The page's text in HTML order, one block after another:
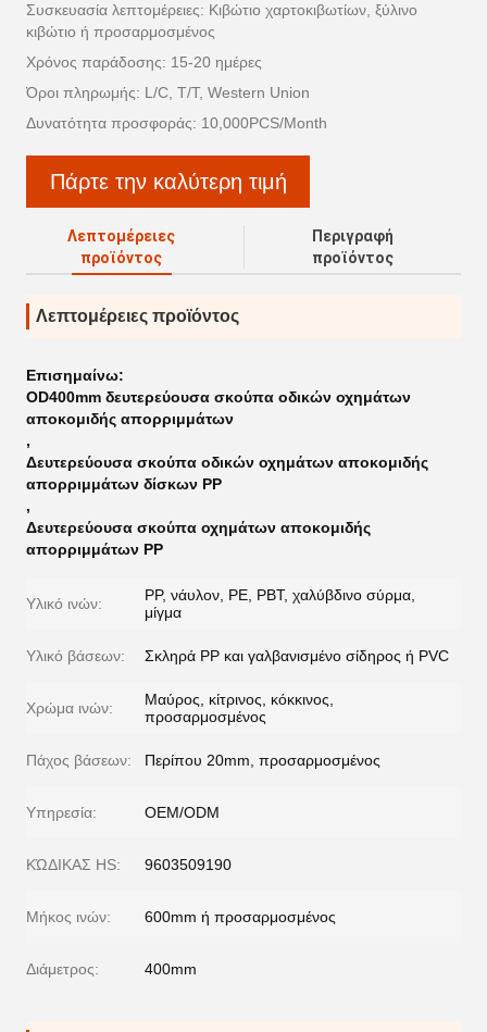
Συσκευασία λεπτομέρειες: Κιβώτιο χαρτοκιβωτίων, ξύλινο
κιβώτιο ή προσαρμοσμένος
Χρόνος παράδοσης: 15-20 ημέρες
Όροι πληρωμής: L/C, T/T, Western Union
Δυνατότητα προσφοράς: 10,000PCS/Month
Πάρτε την καλύτερη τιμή
Λεπτομέρειες
προϊόντος
Περιγραφή
προϊόντος
Λεπτομέρειες προϊόντος
Επισημαίνω:
OD400mm δευτερεύουσα σκούπα οδικών οχημάτων
αποκομιδής απορριμμάτων
,
Δευτερεύουσα σκούπα οδικών οχημάτων αποκομιδής
απορριμμάτων δίσκων PP
,
Δευτερεύουσα σκούπα οχημάτων αποκομιδής
απορριμμάτων PP
Υλικό ινών:
PP, νάυλον, PE, PBT, χαλύβδινο σύρμα,
μίγμα
Υλικό βάσεων: Σκληρά PP και γαλβανισμένο σίδηρος ή PVC
Χρώμα ινών:
Μαύρος, κίτρινος, κόκκινος,
προσαρμοσμένος
Πάχος βάσεων: Περίπου 20mm, προσαρμοσμένος
Υπηρεσία: OEM/ODM
ΚΏΔΙΚΑΣ HS: 9603509190
Μήκος ινών: 600mm ή προσαρμοσμένος
Διάμετρος: 400mm